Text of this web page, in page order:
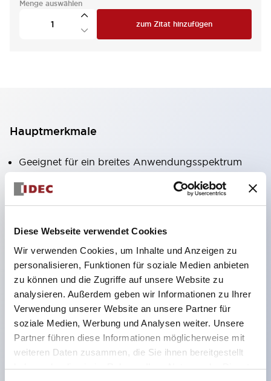
Diese Webseite verwendet Cookies
Wir verwenden Cookies, um Inhalte und Anzeigen zu
personalisieren, Funktionen für soziale Medien anbieten
zu können und die Zugriffe auf unsere Website zu
analysieren. Außerdem geben wir Informationen zu Ihrer
Verwendung unserer Website an unsere Partner für
soziale Medien, Werbung und Analysen weiter. Unsere
Partner führen diese Informationen möglicherweise mit
weiteren Daten zusammen, die Sie ihnen bereitgestellt
haben oder die sie im Rahmen Ihrer Nutzung der Dienste
Menge auswählen
zum Zitat hinzufügen
Hauptmerkmale
Geeignet für ein breites Anwendungsspektrum
von der Konsumelektronik bis zum FA-Bereich
LED-Beleuchtungseinheit mit integriertem
LED-Lampenkörper
Schutzarten IP40 und IP65 vollständig verfügbar
(IEC 60529)
UL- und CSA-zertifiziert. Entspricht EN (Europa)
Normen. CCC-zertifiziert (außer Anzeigeleuchten).
Mit speziellem Zubehör leicht auf Φ22 Flash-
Silhouette umstellbar